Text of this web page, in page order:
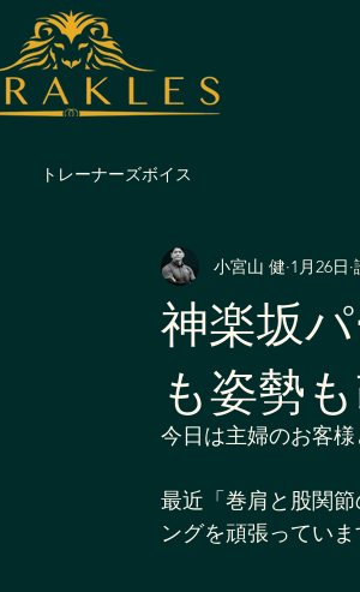
トレーナーズボイス
神楽坂
も姿勢
小宮山 健 1月26日
今日は主婦のお客
最近「巻肩と股関
ングを頑張ってい